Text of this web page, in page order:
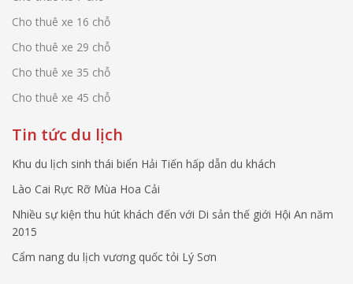
Cho thuê xe 16 chỗ
Cho thuê xe 29 chỗ
Cho thuê xe 35 chỗ
Cho thuê xe 45 chỗ
Tin tức du lịch
Khu du lịch sinh thái biển Hải Tiến hấp dẫn du khách
Lào Cai Rực Rỡ Mùa Hoa Cải
Nhiều sự kiện thu hút khách đến với Di sản thế giới Hội An năm
2015
Cẩm nang du lịch vương quốc tỏi Lý Sơn